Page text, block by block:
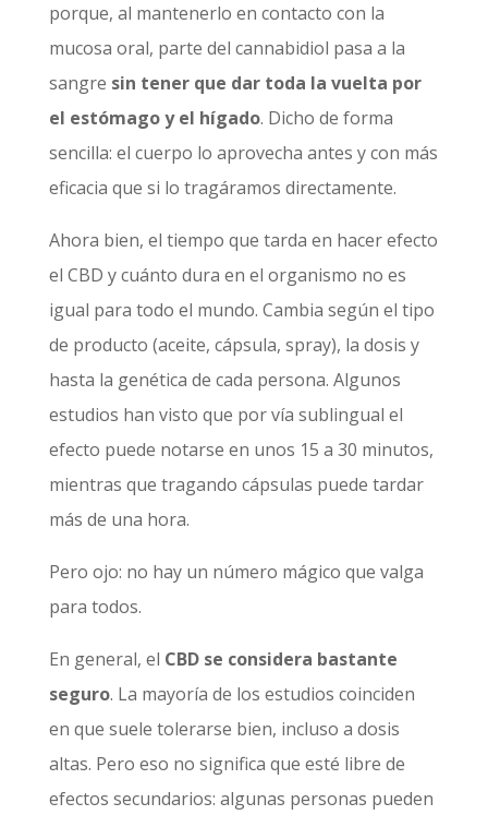
porque, al mantenerlo en contacto con la
mucosa oral, parte del cannabidiol pasa a la
sangre sin tener que dar toda la vuelta por
el estómago y el hígado. Dicho de forma
sencilla: el cuerpo lo aprovecha antes y con más
eficacia que si lo tragáramos directamente.
Ahora bien, el tiempo que tarda en hacer efecto
el CBD y cuánto dura en el organismo no es
igual para todo el mundo. Cambia según el tipo
de producto (aceite, cápsula, spray), la dosis y
hasta la genética de cada persona. Algunos
estudios han visto que por vía sublingual el
efecto puede notarse en unos 15 a 30 minutos,
mientras que tragando cápsulas puede tardar
más de una hora.
Pero ojo: no hay un número mágico que valga
para todos.
En general, el CBD se considera bastante
seguro. La mayoría de los estudios coinciden
en que suele tolerarse bien, incluso a dosis
altas. Pero eso no significa que esté libre de
efectos secundarios: algunas personas pueden